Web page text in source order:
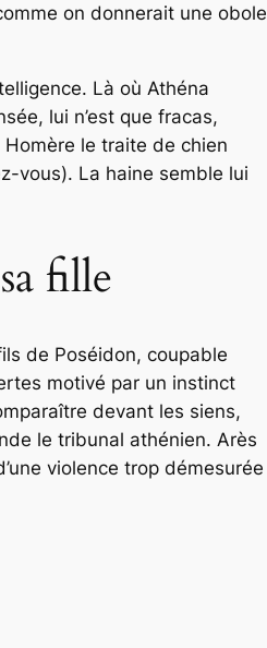
on donnerait une obole
Là où Athéna
lui n’est que fracas,
le traite de chien
vous). La haine semble lui
fille
de Poséidon, coupable
motivé par un instinct
devant les siens,
le tribunal athénien. Arès
violence trop démesurée